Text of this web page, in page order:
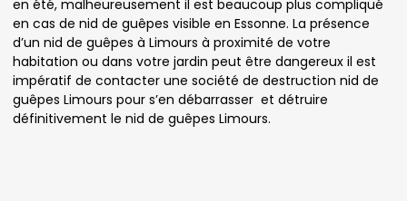
en été, malheureusement il est beaucoup plus compliqué
en cas de nid de guêpes visible en Essonne. La présence
d’un nid de guêpes à Limours à proximité de votre
habitation ou dans votre jardin peut être dangereux il est
impératif de contacter une société de destruction nid de
guêpes Limours pour s’en débarrasser et détruire
définitivement le nid de guêpes Limours.